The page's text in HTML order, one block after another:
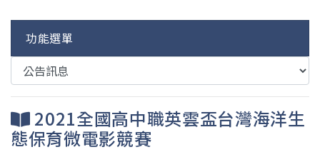
功能選單
2021全國高中職英雲盃台灣海洋生
態保育微電影競賽